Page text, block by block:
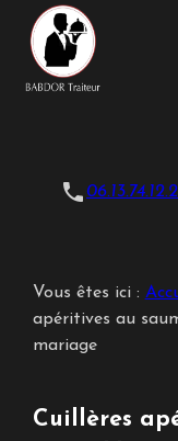
phone
Vous êtes ici :
apéritives au
mariage
Cuillères
Panneau de gestion